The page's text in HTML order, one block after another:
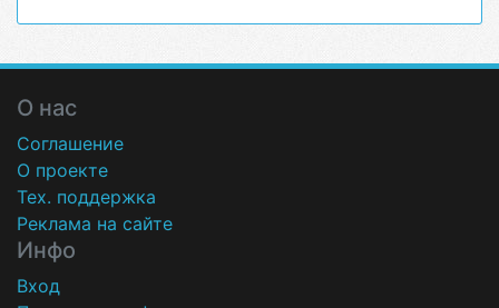
О нас
Соглашение
О проекте
Тех. поддержка
Реклама на сайте
Инфо
Вход